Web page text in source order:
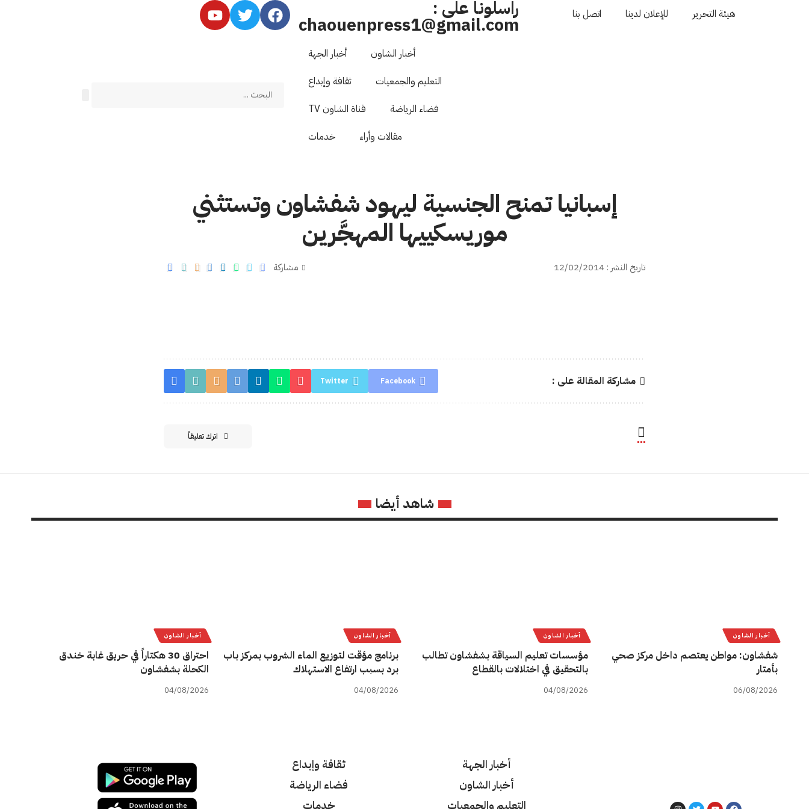
هيئة التحرير للإعلان لدينا اتصل بنا راسلونا على :
chaouenpress1@gmail.com
أخبار الشاون
أخبار الجهة
التعليم والجمعيات
ثقافة وإبداع
فضاء الرياضة
قناة الشاون TV
مقالات وأراء
خدمات
إسبانيا تمنح الجنسية ليهود شفشاون وتستثني
موريسكييها المهجَّرين
تاريخ النشر : 12/02/2014 مشاركة
مشاركة المقالة على : Facebook
Twitter
اترك تعليقاً
شاهد أيضا
أخبار الشاون
شفشاون: مواطن يعتصم داخل مركز صحي
بأمتار
06/08/2026
أخبار الشاون
مؤسسات تعليم السياقة بشفشاون تطالب
بالتحقيق في اختلالات بالقطاع
04/08/2026
أخبار الشاون
برنامج مؤقت لتوزيع الماء الشروب بمركز باب
برد بسبب ارتفاع الاستهلاك
04/08/2026
أخبار الشاون
احتراق 30 هكتاراً في حريق غابة خندق
الكحلة بشفشاون
04/08/2026
أخبار الجهة
أخبار الشاون
التعليم والجمعيات
ثقافة وإبداع
فضاء الرياضة
خدمات